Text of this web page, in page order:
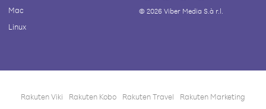
Mac
Linux
© 2026Viber Media S.à r.l.
Rakuten Viki Rakuten Kobo Rakuten Travel Rakuten Marketing